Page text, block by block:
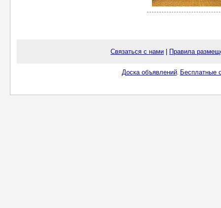
Связаться с нами Правила
Доска объявлений. Бесплатные